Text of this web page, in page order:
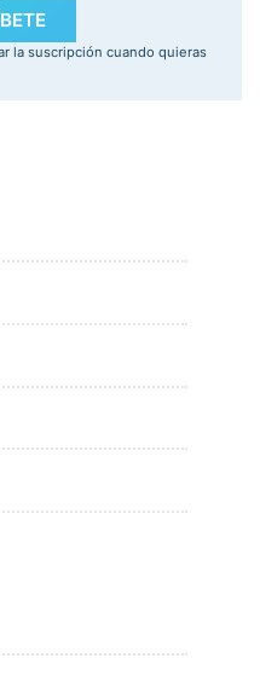
la suscripción cuando quieras